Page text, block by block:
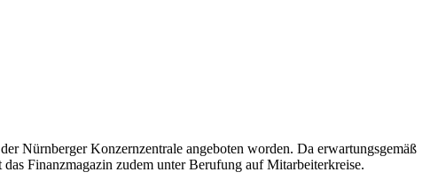
Nürnberger Konzernzentrale angeboten worden. Da erwartungsgemäß
Finanzmagazin zudem unter Berufung auf Mitarbeiterkreise.